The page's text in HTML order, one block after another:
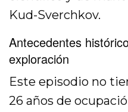
Kud-Sverchkov.
Antecedentes
exploración
Este episodio no
26 años de